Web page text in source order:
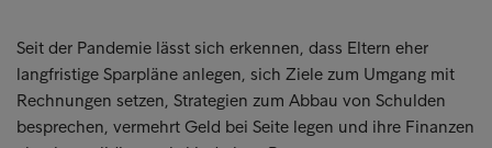
Seit der Pandemie lässt sich erkennen, dass Eltern eher
langfristige Sparpläne anlegen, sich Ziele zum Umgang mit
Rechnungen setzen, Strategien zum Abbau von Schulden
besprechen, vermehrt Geld bei Seite legen und ihre Finanzen